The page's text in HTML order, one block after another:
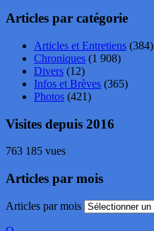
Articles par catégorie
Articles et Entretiens (384)
Chroniques (1 908)
Divers (12)
Infos et Brèves (365)
Photos (421)
Visites depuis 2016
763 185 vues
Articles par mois
Articles par mois